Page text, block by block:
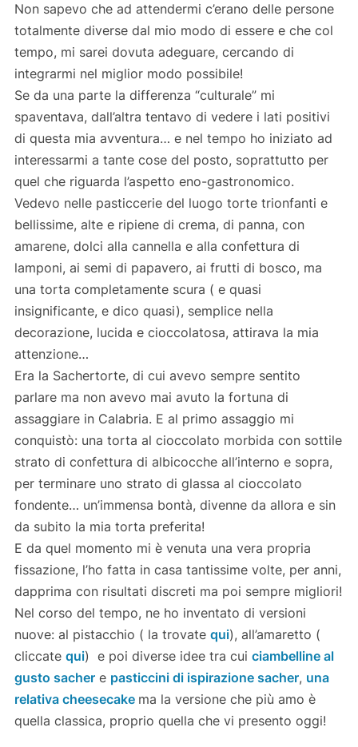
Non sapevo che ad attendermi c’erano delle persone
totalmente diverse dal mio modo di essere e che col
tempo, mi sarei dovuta adeguare, cercando di
integrarmi nel miglior modo possibile!
Se da una parte la differenza “culturale” mi
spaventava, dall’altra tentavo di vedere i lati positivi
di questa mia avventura… e nel tempo ho iniziato ad
interessarmi a tante cose del posto, soprattutto per
quel che riguarda l’aspetto eno-gastronomico.
Vedevo nelle pasticcerie del luogo torte trionfanti e
bellissime, alte e ripiene di crema, di panna, con
amarene, dolci alla cannella e alla confettura di
lamponi, ai semi di papavero, ai frutti di bosco, ma
una torta completamente scura ( e quasi
insignificante, e dico quasi), semplice nella
decorazione, lucida e cioccolatosa, attirava la mia
attenzione…
Era la Sachertorte, di cui avevo sempre sentito
parlare ma non avevo mai avuto la fortuna di
assaggiare in Calabria. E al primo assaggio mi
conquistò: una torta al cioccolato morbida con sottile
strato di confettura di albicocche all’interno e sopra,
per terminare uno strato di glassa al cioccolato
fondente… un’immensa bontà, divenne da allora e sin
da subito la mia torta preferita!
E da quel momento mi è venuta una vera propria
fissazione, l’ho fatta in casa tantissime volte, per anni,
dapprima con risultati discreti ma poi sempre migliori!
Nel corso del tempo, ne ho inventato di versioni
nuove: al pistacchio ( la trovate qui), all’amaretto (
cliccate qui) e poi diverse idee tra cui ciambelline al
gusto sachere pasticcini di ispirazione sacher, una
relativa cheesecake ma la versione che più amo è
quella classica, proprio quella che vi presento oggi!